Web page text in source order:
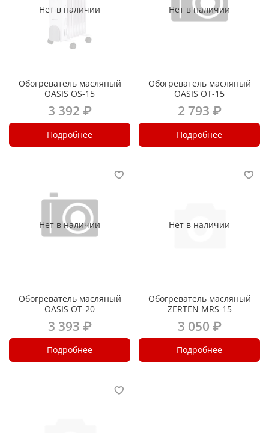
Нет в наличии
Обогреватель масляный
OASIS OS-15
3 392 ₽
Подробнее
Нет в наличии
Обогреватель масляный
OASIS OT-15
2 793 ₽
Подробнее
Нет в наличии
Обогреватель масляный
OASIS OT-20
3 393 ₽
Подробнее
Нет в наличии
Обогреватель масляный
ZERTEN MRS-15
3 050 ₽
Подробнее